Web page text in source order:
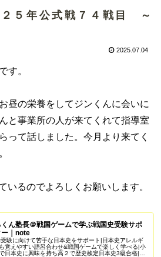
５年公式戦７４戦目 ～
2025.07.04
す。
昼の栄養をしてジンくんに会いに
と事業所の人が来てくれて指導室
って話しました。今月より来てく
いるのでよろしくお願いします。
ん塾長＠戦国ゲームで学ぶ戦国史受験サポ
ー｜note
験に向けて苦手な日本史をサポート|日本史アレルギ
覚えやすい語呂合わせ&戦国ゲームで楽しく学べる|小
日本史に興味を持ち高２で歴史検定日本史3級合格|苦